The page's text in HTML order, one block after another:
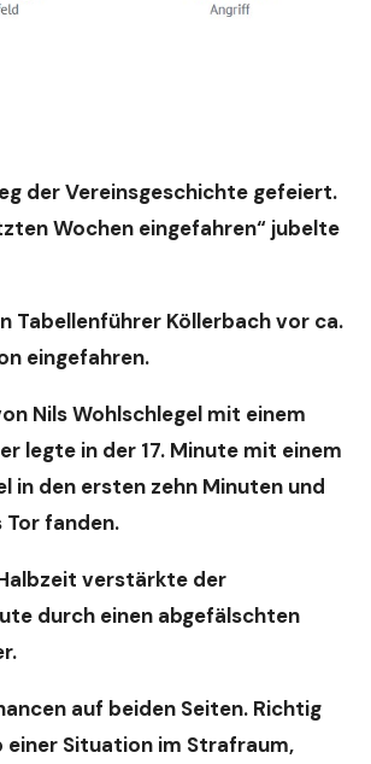
der Vereinsgeschichte gefeiert.
Wochen eingefahren“ jubelte
Tabellenführer Köllerbach vor ca.
eingefahren.
Nils Wohlschlegel mit einem
legte in der 17. Minute mit einem
in den ersten zehn Minuten und
fanden.
verstärkte der
durch einen abgefälschten
auf beiden Seiten. Richtig
einer Situation im Strafraum,